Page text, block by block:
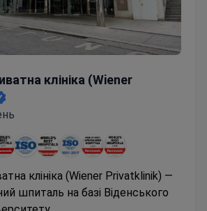
клініка (Wiener
клініка (Wiener Privatklinik) —
шпиталь на базі Віденського